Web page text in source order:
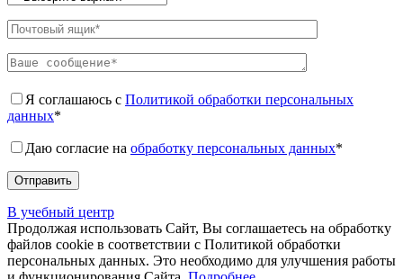
Я соглашаюсь с Политикой обработки персональных
данных*
Даю согласие на обработку персональных данных*
В учебный центр
Продолжая использовать Сайт, Вы соглашаетесь на обработку
файлов cookie в соответствии с Политикой обработки
персональных данных. Это необходимо для улучшения работы